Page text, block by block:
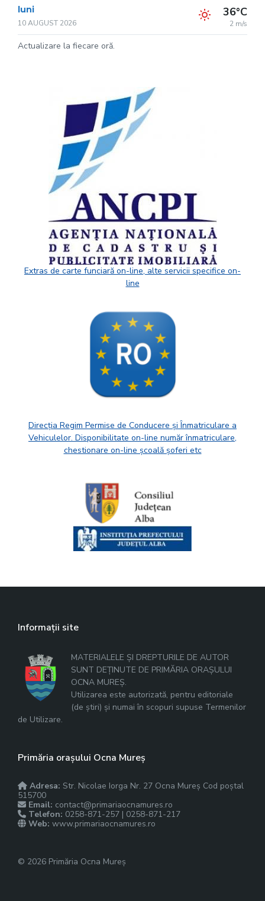
luni
10 AUGUST 2026
36°C
2 m/s
Actualizare la fiecare oră.
Extras de carte funciară on-line, alte servicii specifice on-
line
Direcția Regim Permise de Conducere și Înmatriculare a
Vehiculelor. Disponibilitate on-line număr înmatriculare,
chestionare on-line școală șoferi etc
Informații site
MATERIALELE ȘI DREPTURILE DE AUTOR
SUNT DEȚINUTE DE PRIMĂRIA ORAȘULUI
OCNA MUREȘ.
Utilizarea este autorizată, pentru editoriale
(de știri) și numai în scopuri supuse Termenilor
de Utilizare.
Primăria orașului Ocna Mureș
Adresa: Str. Nicolae Iorga Nr. 27 Ocna Mureș Cod poștal
515700
Email: contact@primariaocnamures.ro
Telefon: 0258-871-257 | 0258-871-217
Web: www.primariaocnamures.ro
© 2026 Primăria Ocna Mureș